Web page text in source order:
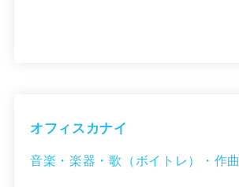
オフィスカナイ
音楽・楽器・歌（ボイトレ）・作曲